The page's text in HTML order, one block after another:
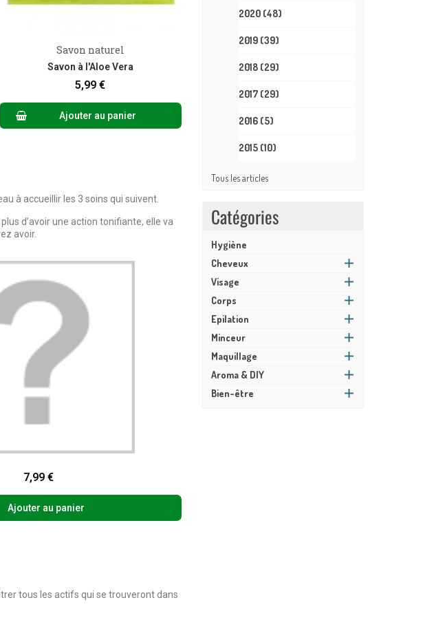
Aperçu rapide
Savon naturel
Savon à l'Aloe Vera
5,99 €
Ajouter au panier
à accueillir les 3 soins qui suivent.
d’avoir une action tonifiante, elle va
avoir.
7,99 €
Ajouter au panier
tous les actifs qui se trouveront dans
2020 (48)
2019 (39)
2018 (29)
2017 (29)
2016 (5)
2015 (10)
Tous les articles
Catégories
Hygiène
Cheveux
Visage
Corps
Epilation
Minceur
Maquillage
Aroma & DIY
Bien-être